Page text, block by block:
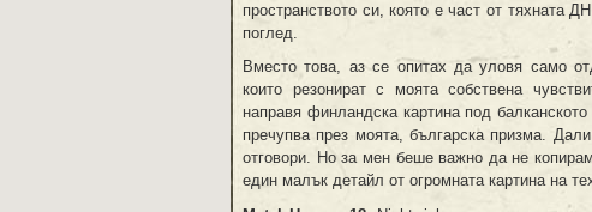
пространството си, която е част от тяхната
поглед.
Вместо това, аз се опитах да уловя само
които резонират с моята собствена
направя финландска картина под
пречупва през моята, българска призма.
отговори. Но за мен беше важно да не
един малък детайл от огромната картина на